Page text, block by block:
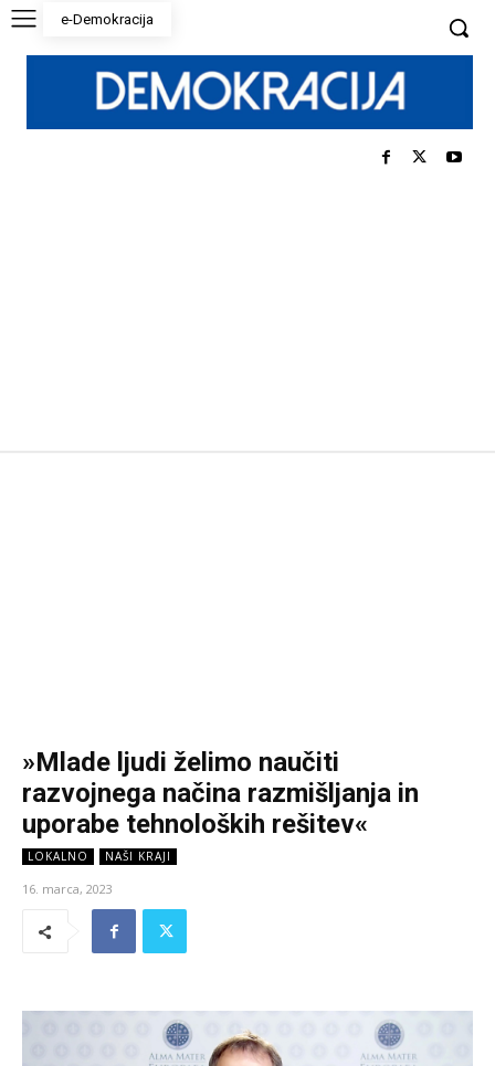
e-Demokracija
»Mlade ljudi želimo naučiti
razvojnega načina razmišljanja in
uporabe tehnoloških rešitev«
LOKALNO NAŠI KRAJI
16. marca, 2023